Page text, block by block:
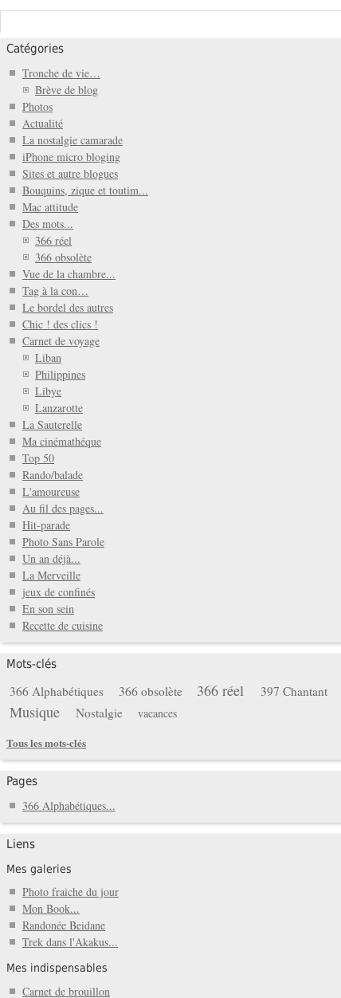
Catégories
Tronche de vie…
Brève de blog
Photos
Actualité
La nostalgie camarade
iPhone micro bloging
Sites et autre blogues
Bouquins, zique et toutim...
Mac attitude
Des mots...
366 réel
366 obsolète
Vue de la chambre...
Tag à la con…
Le bordel des autres
Chic ! des clics !
Carnet de voyage
Liban
Philippines
Libye
Lanzarotte
La Sauterelle
Ma cinémathéque
Top 50
Rando/balade
L'amoureuse
Au fil des pages...
Hit-parade
Photo Sans Parole
Un an déjà...
La Merveille
jeux de confinés
En son sein
Recette de cuisine
Mots-clés
366 Alphabétiques 366 obsolète 366 réel 397 Chantant
Musique Nostalgie
vacances
Tous les mots-clés
Pages
366 Alphabétiques...
Liens
Mes galeries
Photo fraiche du jour
Mon Book...
Randonée Beidane
Trek dans l'Akakus...
Mes indispensables
Carnet de brouillon